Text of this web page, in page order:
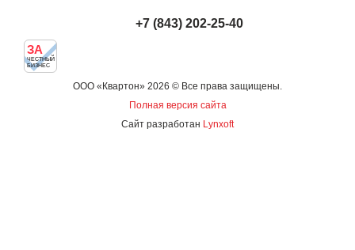
+7 (843) 202-25-40
ЗА
ЧЕСТНЫЙ
БИЗНЕС
ООО «Квартон» 2026 © Все права защищены.
Полная версия сайта
Сайт разработан Lynxoft